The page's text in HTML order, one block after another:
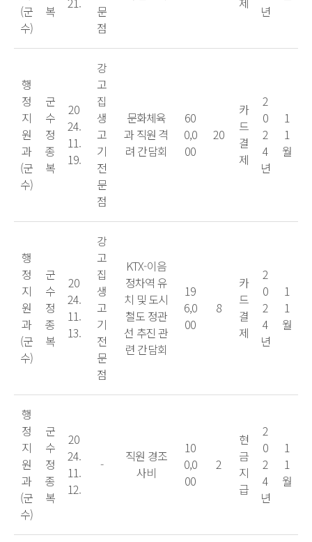
(군
수)
복
문
점
년
행
정
지
원
과
(군
수)
군
수
정
종
복
20
24.
11.
19.
강
고
집
생
고
기
전
문
점
문화체육
과 직원 격
려 간담회
60
0,0
00
20
카
드
결
제
2
0
2
4
년
1
1
월
행
정
지
원
과
(군
수)
군
수
정
종
복
20
24.
11.
13.
강
고
집
생
고
기
전
문
점
KTX-이음
정차역 유
치 및 도시
철도 정관
선 추진 관
련 간담회
19
6,0
00
8
카
드
결
제
2
0
2
4
년
1
1
월
행
정
지
원
과
(군
수)
군
수
정
종
복
20
24.
11.
12.
-
직원 경조
사비
10
0,0
00
2
현
금
지
급
2
0
2
4
년
1
1
월